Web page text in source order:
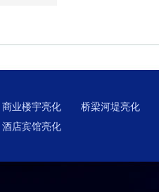
商业楼宇亮化 桥梁河堤亮化
酒店宾馆亮化